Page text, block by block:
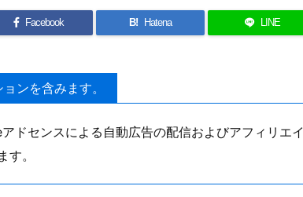
Facebook B! Hatena LINE
ンを含みます。
ドセンスによる自動広告の配信およびアフィリエ
。